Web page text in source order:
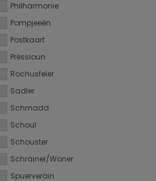
Philharmonie
Pompjeeën
Postkaart
Prëssioun
Rochusfeier
Sadler
Schmadd
Schoul
Schouster
Schräiner/Woner
Spuerveräin